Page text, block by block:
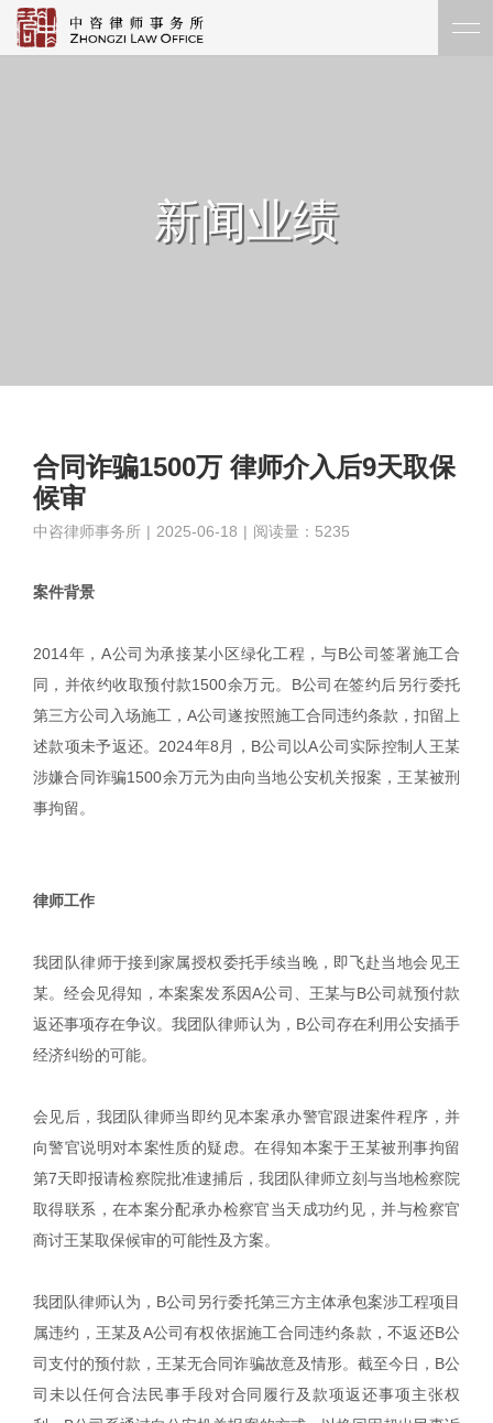
新闻业绩
合同诈骗1500万 律师介入后9天取保
候审
中咨律师事务所 | 2025-06-18 | 阅读量：5235
案件背景
2014年，A公司为承接某小区绿化工程，与B公司签署施工合
同，并依约收取预付款1500余万元。B公司在签约后另行委托
第三方公司入场施工，A公司遂按照施工合同违约条款，扣留上
述款项未予返还。2024年8月，B公司以A公司实际控制人王某
涉嫌合同诈骗1500余万元为由向当地公安机关报案，王某被刑
事拘留。
律师工作
我团队律师于接到家属授权委托手续当晚，即飞赴当地会见王
某。经会见得知，本案案发系因A公司、王某与B公司就预付款
返还事项存在争议。我团队律师认为，B公司存在利用公安插手
经济纠纷的可能。
会见后，我团队律师当即约见本案承办警官跟进案件程序，并
向警官说明对本案性质的疑虑。在得知本案于王某被刑事拘留
第7天即报请检察院批准逮捕后，我团队律师立刻与当地检察院
取得联系，在本案分配承办检察官当天成功约见，并与检察官
商讨王某取保候审的可能性及方案。
我团队律师认为，B公司另行委托第三方主体承包案涉工程项目
属违约，王某及A公司有权依据施工合同违约条款，不返还B公
司支付的预付款，王某无合同诈骗故意及情形。截至今日，B公
司未以任何合法民事手段对合同履行及款项返还事项主张权